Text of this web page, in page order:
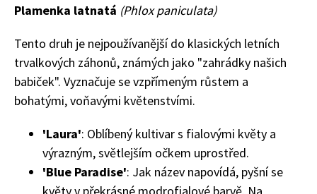
Plamenka latnatá (Phlox paniculata)
Tento druh je nejpoužívanější do klasických letních
trvalkových záhonů, známých jako "zahrádky našich
babiček". Vyznačuje se vzpřímeným růstem a
bohatými, voňavými květenstvími.
'Laura': Oblíbený kultivar s fialovými květy a
výrazným, světlejším očkem uprostřed.
'Blue Paradise': Jak název napovídá, pyšní se